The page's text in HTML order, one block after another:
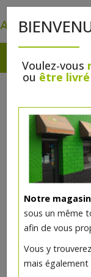
Voulez-vous
ou être
Notre
sous un même
afin de vous
Vous y
mais également